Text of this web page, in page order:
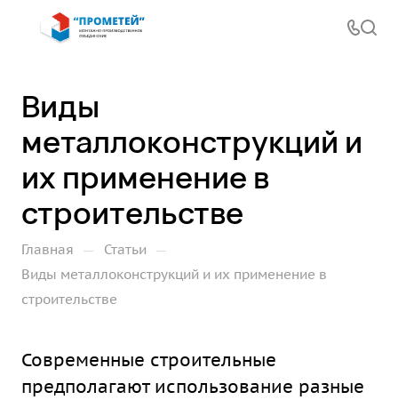
Виды
металлоконструкций и
их применение в
строительстве
Главная — Статьи —
Виды металлоконструкций и их применение в
строительстве
Современные строительные
предполагают использование разные